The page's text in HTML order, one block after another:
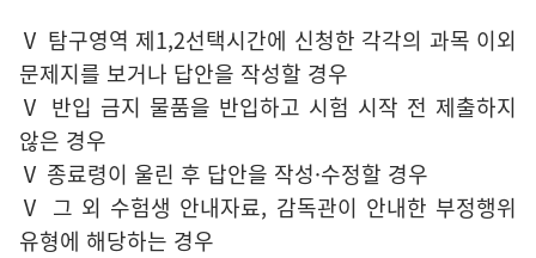
Ⅴ 탐구영역 제1,2선택시간에 신청한 각각의 과목 이외
문제지를 보거나 답안을 작성할 경우
Ⅴ 반입 금지 물품을 반입하고 시험 시작 전 제출하지
않은 경우
Ⅴ 종료령이 울린 후 답안을 작성·수정할 경우
Ⅴ 그 외 수험생 안내자료, 감독관이 안내한 부정행위
유형에 해당하는 경우